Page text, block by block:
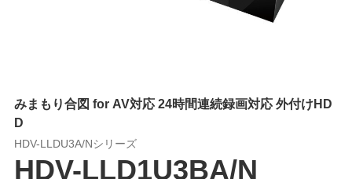
みまもり合図 for AV対応 24時間連続録画対応 外付けHD
D
HDV-LLDU3A/Nシリーズ
HDV-LLD1U3BA/N